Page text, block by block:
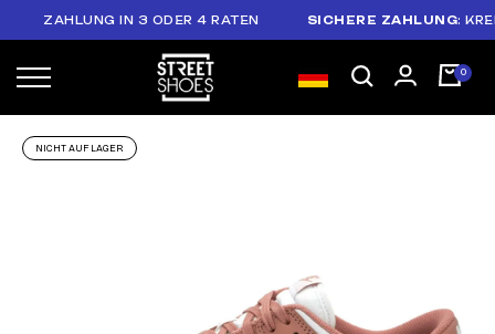
ZAHLUNG IN 3 ODER 4 RATEN SICHERE ZAHLUNG:
NICHT AUF LAGER